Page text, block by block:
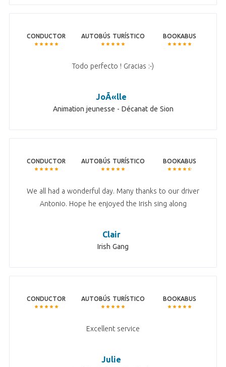
CONDUCTOR AUTOBÚS TURÍSTICO BOOKABUS
Todo perfecto ! Gracias :-)
JoÃ«lle
Animation jeunesse - Décanat de Sion
CONDUCTOR AUTOBÚS TURÍSTICO BOOKABUS
We all had a wonderful day. Many thanks to our driver
Antonio. Hope he enjoyed the Irish sing along
Clair
Irish Gang
CONDUCTOR AUTOBÚS TURÍSTICO BOOKABUS
Excellent service
Julie